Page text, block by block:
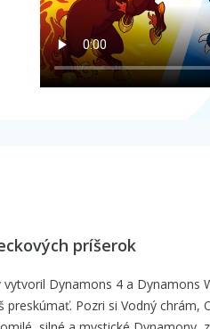
príšerok
Dynamons 4 a Dynamons
Pozri si Vodný chrám,